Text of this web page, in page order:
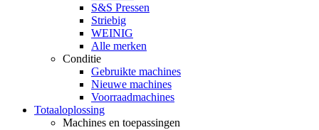
S&S Pressen
Striebig
WEINIG
Alle merken
Conditie
Gebruikte machines
Nieuwe machines
Voorraadmachines
Totaaloplossing
Machines en toepassingen